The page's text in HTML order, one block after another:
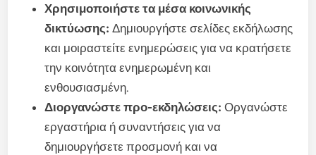
Χρησιμοποιήστε τα μέσα κοινωνικής
δικτύωσης: Δημιουργήστε σελίδες εκδήλωσης
και μοιραστείτε ενημερώσεις για να κρατήσετε
την κοινότητα ενημερωμένη και
ενθουσιασμένη.
Διοργανώστε προ-εκδηλώσεις: Οργανώστε
εργαστήρια ή συναντήσεις για να
δημιουργήσετε προσμονή και να